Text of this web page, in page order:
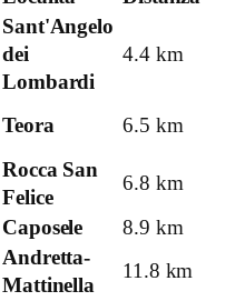
Sant'Angelo
dei
Lombardi
4.4 km
Teora
6.5 km
Rocca San
Felice
6.8 km
Caposele
8.9 km
Andretta-
Mattinella
11.8 km